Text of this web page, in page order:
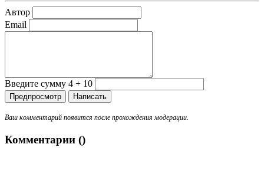
Автор
Email
Введите сумму 4 + 10
Ваш комментарий появится после прохождения модерации.
Комментарии ()